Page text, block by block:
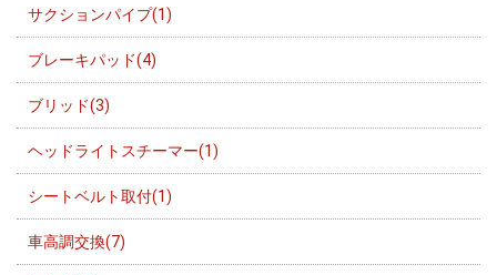
サクションパイプ(1)
ブレーキパッド(4)
ブリッド(3)
ヘッドライトスチーマー(1)
シートベルト取付(1)
車高調交換(7)